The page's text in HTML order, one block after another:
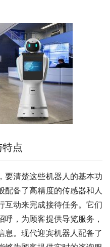
点
要清楚这些机器人的基本功
配备了高精度的传感器和人
互动来完成接待任务。它们
，为顾客提供导览服务，
息。现代迎宾机器人配备了